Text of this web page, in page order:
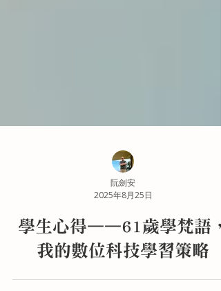
2025年8月25日
學生心得——61歲學梵語，
我的數位科技學習策略